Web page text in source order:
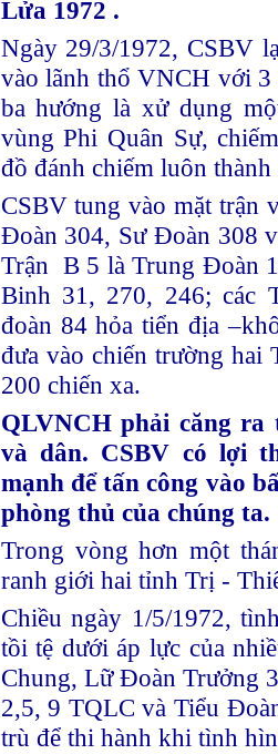
Lửa 1972 .
Ngày 29/3/1972, CSBV
vào lãnh thổ VNCH với
ba hướng là xử dụng
vùng Phi Quân Sự,
đồ đánh chiếm luôn
CSBV tung vào mặt trận
Đoàn 304, Sư Đoàn 308
Trận B 5 là Trung Đoàn
Binh 31, 270, 246; các
đoàn 84 hỏa tiển địa
đưa vào chiến trường
200 chiến xa.
QLVNCH phải căng ra
và dân. CSBV có lợi
mạnh để tấn công vào
phòng thủ của chúng ta.
Trong vòng hơn một
ranh giới hai tỉnh Trị -
Chiều ngày 1/5/1972,
tồi tệ dưới áp lực của
Chung, Lữ Đoàn Trưởng
2,5, 9 TQLC và Tiểu
trù để thi hành khi tình